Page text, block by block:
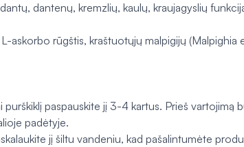
dantenų, kremzlių, kaulų, kraujagyslių
askorbo rūgštis, kraštuotųjų malpigijų (Malpighia
paspauskite jį 3-4 kartus. Prieš vartojimą
padėtyje.
jį šiltu vandeniu, kad pašalintumėte